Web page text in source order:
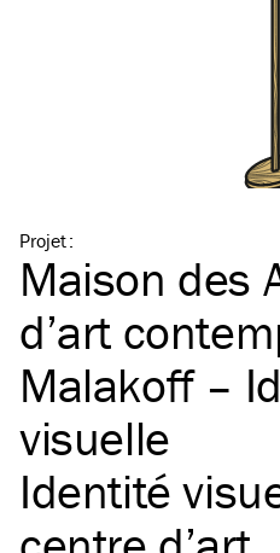
Projet:
Maison des
d’art
Malakoff –
visuelle
Identité